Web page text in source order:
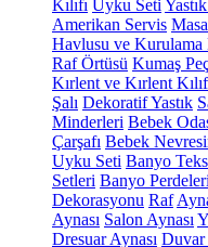
Kılıfı Uyku Seti
Amerikan Servis
Havlusu ve Kurulama
Raf Örtüsü Kumaş
Kırlent ve Kırlent
Şalı Dekoratif Yastık
Minderleri Bebek
Çarşafı Bebek
Uyku Seti Banyo
Setleri Banyo Perdeleri
Dekorasyonu Raf
Aynası Salon Aynası
Dresuar Aynası Duvar